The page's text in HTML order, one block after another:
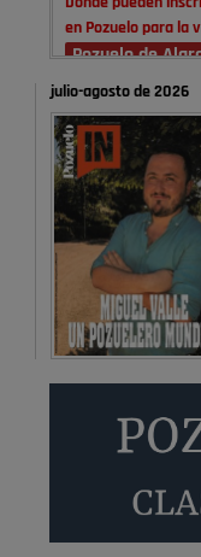
en Pozuelo para la
Pozuelo de
Pozuelo
Grande:
También pienso
falta denunciar
Pozuelo de
Quejas
la
Pozuelo de
🔴
de la …
😆Durán menos
julio-agosto de 2026